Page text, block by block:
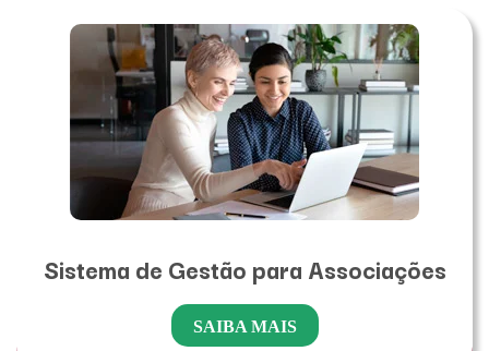
Sistema de Gestão para Associações
SAIBA MAIS